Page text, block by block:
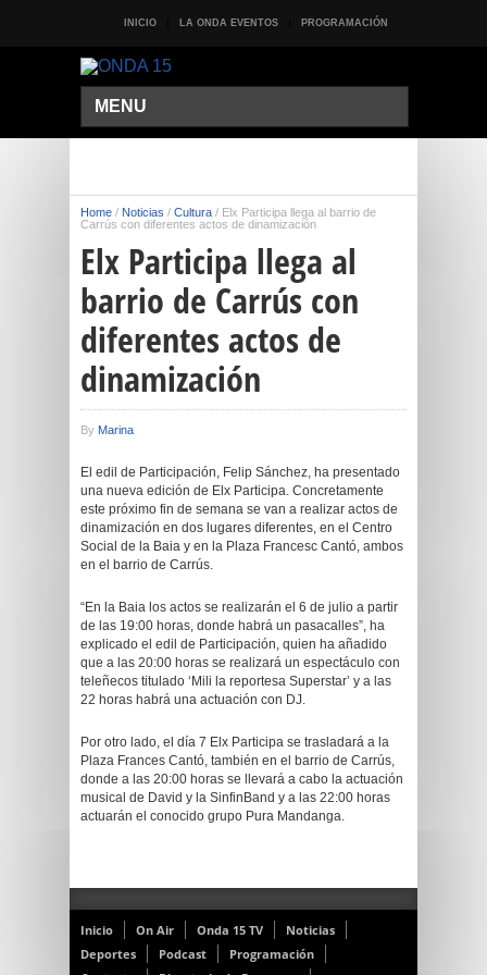
INICIO LA ONDA EVENTOS PROGRAMACIÓN
MENU
Home / Noticias / Cultura / Elx Participa llega al barrio de
Carrús con diferentes actos de dinamización
Elx Participa llega al
barrio de Carrús con
diferentes actos de
dinamización
By Marina
El edil de Participación, Felip Sánchez, ha presentado
una nueva edición de Elx Participa. Concretamente
este próximo fin de semana se van a realizar actos de
dinamización en dos lugares diferentes, en el Centro
Social de la Baia y en la Plaza Francesc Cantó, ambos
en el barrio de Carrús.
“En la Baia los actos se realizarán el 6 de julio a partir
de las 19:00 horas, donde habrá un pasacalles”, ha
explicado el edil de Participación, quien ha añadido
que a las 20:00 horas se realizará un espectáculo con
teleñecos titulado ‘Mili la reportesa Superstar’ y a las
22 horas habrá una actuación con DJ.
Por otro lado, el día 7 Elx Participa se trasladará a la
Plaza Frances Cantó, también en el barrio de Carrús,
donde a las 20:00 horas se llevará a cabo la actuación
musical de David y la SinfinBand y a las 22:00 horas
actuarán el conocido grupo Pura Mandanga.
Inicio On Air Onda 15 TV
Noticias
Deportes
Podcast
Programación